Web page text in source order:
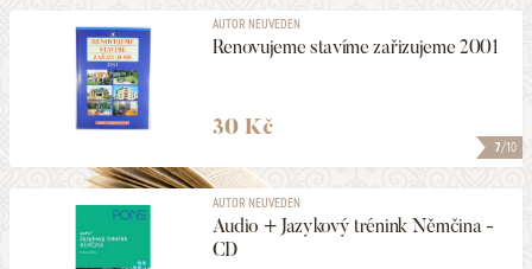
7/10
AUTOR NEUVEDEN
Renovujeme stavíme zařizujeme 2001
30 Kč
AUTOR NEUVEDEN
Audio + Jazykový trénink Němčina -
CD